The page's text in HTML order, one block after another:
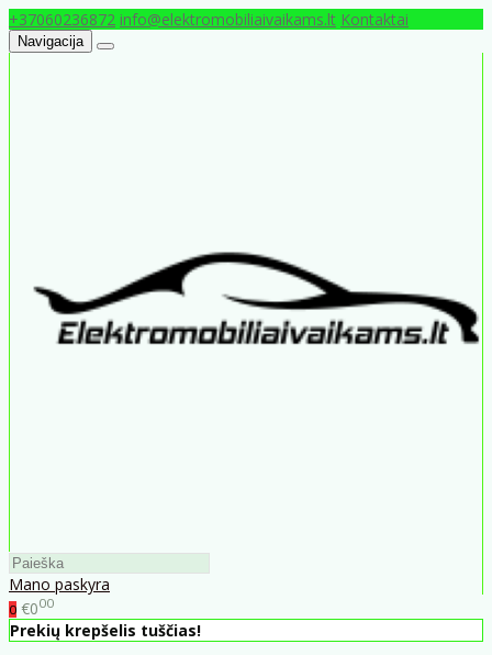
+37060236872 info@elektromobiliaivaikams.lt Kontaktai
Navigacija
Mano paskyra
0 €000
Prekių krepšelis tuščias!